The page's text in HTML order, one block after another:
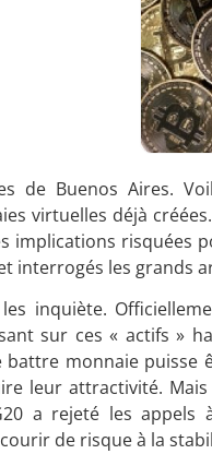
de Buenos Aires.
virtuelles déjà
implications risquées
interrogés les grands
inquiète.
sur ces « actifs »
monnaie puisse
leur attractivité.
a rejeté les
de risque à la